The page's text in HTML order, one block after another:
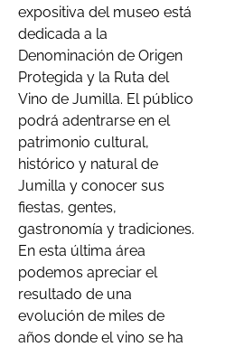
expositiva del museo está
dedicada a la
Denominación de Origen
Protegida y la Ruta del
Vino de Jumilla. El público
podrá adentrarse en el
patrimonio cultural,
histórico y natural de
Jumilla y conocer sus
fiestas, gentes,
gastronomía y tradiciones.
En esta última área
podemos apreciar el
resultado de una
evolución de miles de
años donde el vino se ha